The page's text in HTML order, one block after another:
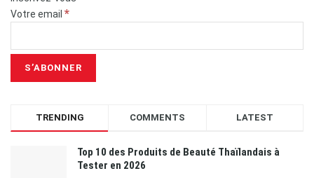
Votre email *
TRENDING COMMENTS LATEST
Top 10 des Produits de Beauté Thaïlandais à
Tester en 2026